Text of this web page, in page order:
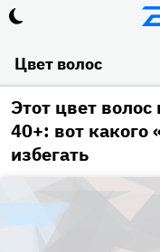
Цвет волос
Этот цвет
40+: вот какого
избегать